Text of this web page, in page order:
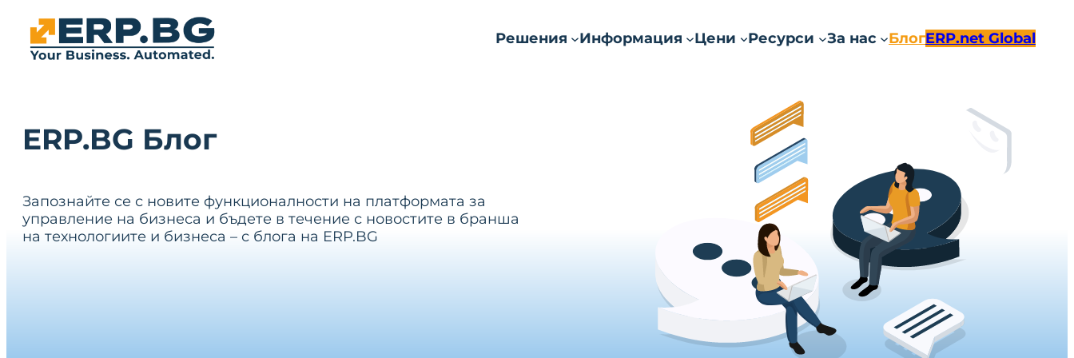
Решения Информация Цени Ресурси За нас БлогERP.net Global
ERP.BG Блог
Запознайте се с новите функционалности на платформата за
управление на бизнеса и бъдете в течение с новостите в бранша
на технологиите и бизнеса – с блога на ERP.BG